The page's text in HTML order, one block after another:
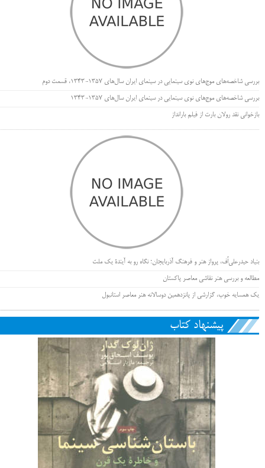
بررسی شاخصه‌های موج‌های نوی سینمایی در سینمای ایران سال‌های 1357-1343، قسمت دوم
بررسی شاخصه‌های موج‌های نوی سینمایی در سینمای ایران سال‌های 1357-1343
بازخوانی نقد رولان بارت از فیلم بارانداز
بنیاد حیدرعلی‌اُف، پرواز هنر و فرهنگ آذربایجان؛ نگاه رو به آیندۀ یک ملت
مطالعه و بررسی هنر نقاشی معاصر پاکستان
یک همسایه خوب، گزارشی از پانزدهمین دوسالانه هنر معاصر استانبول
پیشنهاد کتاب